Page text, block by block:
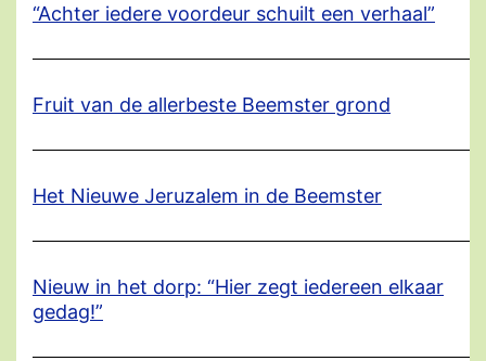
“Achter iedere voordeur schuilt een verhaal”
Fruit van de allerbeste Beemster grond
Het Nieuwe Jeruzalem in de Beemster
Nieuw in het dorp: “Hier zegt iedereen elkaar
gedag!”